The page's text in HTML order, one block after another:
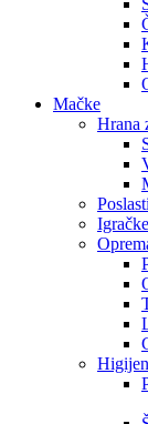
Mačke
Hrana